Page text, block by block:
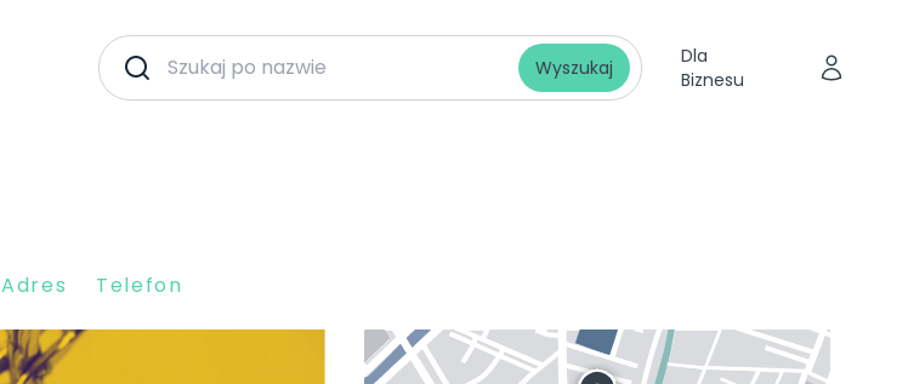
Wyszukaj
Dla
Biznesu
Adres Telefon